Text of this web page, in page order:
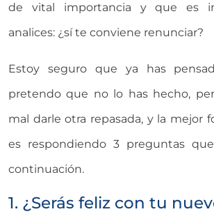
de vital importancia y que es
analices: ¿sí te conviene renunciar?
Estoy seguro que ya has
pretendo que no lo has hecho,
mal darle otra repasada, y la mejor
es respondiendo 3 preguntas
continuación.
1. ¿Serás feliz con tu